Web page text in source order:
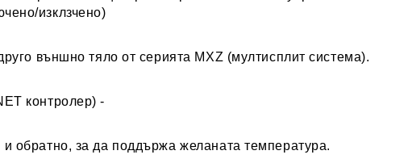
изклзчено)
външно тяло от серията MXZ (мултисплит система).
контролер) -
обратно, за да поддържа желаната температура.